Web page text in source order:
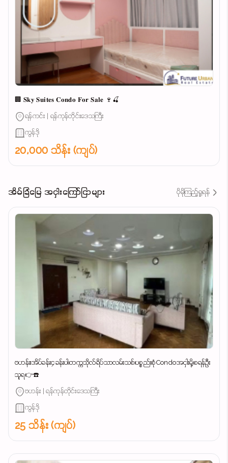
🏢 𝐒𝐤𝐲 𝐒𝐮𝐢𝐭𝐞𝐬 𝐂𝐨𝐧𝐝𝐨 𝐅𝐨𝐫 𝐒𝐚𝐥𝐞 🍷🍒
ရန်ကင်း | ရန်ကုန်တိုင်းဒေသကြီး
ကွန်ဒို
20,000 သိန်း (ကျပ်)
အိမ်ခြံမြေ အငှါးကြော်ငြာများ ပိုမိုကြည့်ရှုရန်
ဗဟန်း၊အိပ်ခန်း၄ခန်းပါ၊တက္ကသိုလ်ရိပ်သာလမ်းသစ်၊ပစ္စည်းစုံCondoအငှါးမို့၊စရန်ဦး
သူရ👉☎️
ဗဟန်း | ရန်ကုန်တိုင်းဒေသကြီး
ကွန်ဒို
25 သိန်း (ကျပ်)